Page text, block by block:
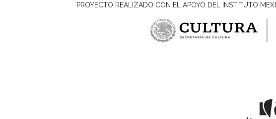
PROYECTO REALIZADO CON EL APOYO DEL INSTITUTO